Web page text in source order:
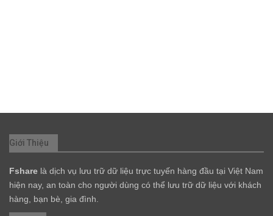
Giới Thiệu
Fshare là dịch vụ lưu trữ dữ liệu trực tuyến hàng đầu tại Việt Nam
hiện nay, an toàn cho người dùng có thể lưu trữ dữ liệu với khách
hàng, bạn bè, gia đình.